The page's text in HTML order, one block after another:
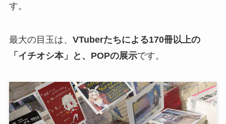
す。
最大の目玉は、 VTuberたちによる170冊以上の
「イチオシ本」と、POPの展示です。